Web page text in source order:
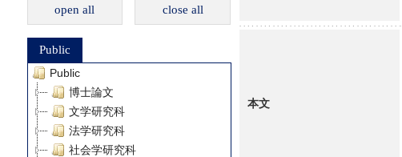
open all close all
Public
Public
博士論文
文学研究科
法学研究科
社会学研究科
本文